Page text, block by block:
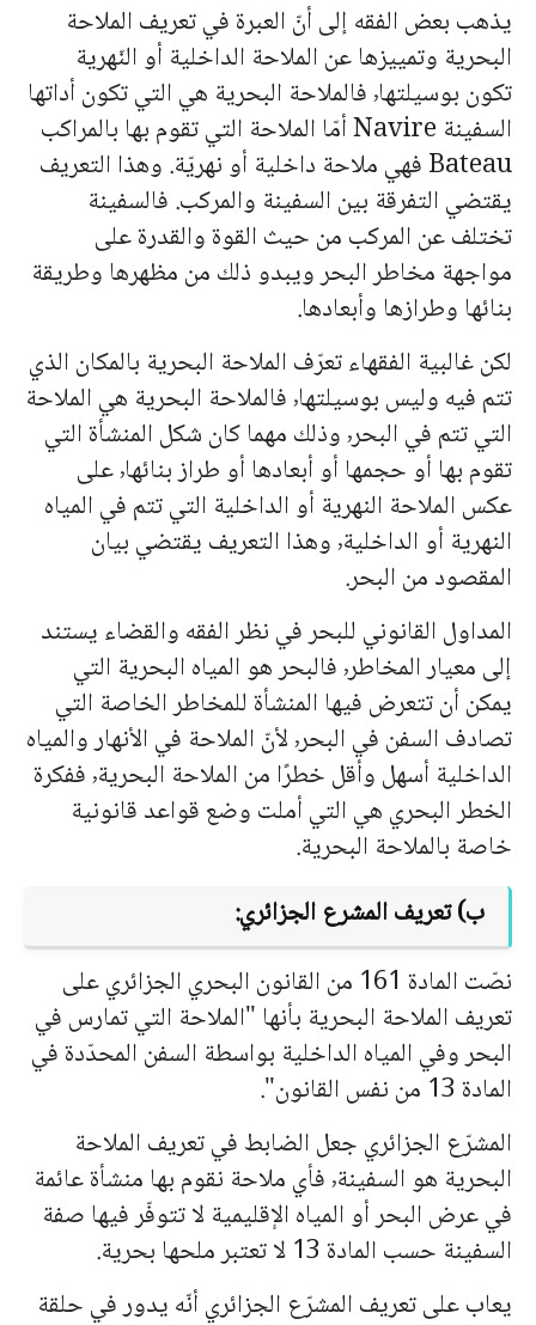
يذهب بعض الفقه إلى أنّ العبرة في تعريف الملاحة
البحرية وتمييزها عن الملاحة الداخلية أو النّهرية
تكون بوسيلتها٬ فالملاحة البحرية هي التي تكون أداتها
السفينة Navireأمّا الملاحة التي تقوم بها بالمراكب
Bateauفهي ملاحة داخلية أو نهريّة. وهذا التعريف
يقتضي التفرقة بين السفينة والمركب. فالسفينة
تختلف عن المركب من حيث القوة والقدرة على
مواجهة مخاطر البحر ويبدو ذلك من مظهرها وطريقة
بنائها وطرازها وأبعادها.
لكن غالبية الفقهاء تعرّف الملاحة البحرية بالمكان الذي
تتم فيه وليس بوسيلتها٬ فالملاحة البحرية هي الملاحة
التي تتم في البحر٬ وذلك مهما كان شكل المنشأة التي
تقوم بها أو حجمها أو أبعادها أو طراز بنائها٬ على
عكس الملاحة النهرية أو الداخلية التي تتم في المياه
النهرية أو الداخلية٬ وهذا التعريف يقتضي بيان
المقصود من البحر.
المداول القانوني للبحر في نظر الفقه والقضاء يستند
إلى معيار المخاطر٬ فالبحر هو المياه البحرية التي
يمكن أن تتعرض فيها المنشأة للمخاطر الخاصة التي
تصادف السفن في البحر٬ لأنّ الملاحة في الأنهار والمياه
الداخلية أسهل وأقل خطرًا من الملاحة البحرية٬ ففكرة
الخطر البحري هي التي أملت وضع قواعد قانونية
خاصة بالملاحة البحرية.
ب) تعريف المشرع الجزائري:
نصّت المادة 161 من القانون البحري الجزائري على
تعريف الملاحة البحرية بأنها "الملاحة التي تمارس في
البحر وفي المياه الداخلية بواسطة السفن المحدّدة في
المادة 13 من نفس القانون".
المشرّع الجزائري جعل الضابط في تعريف الملاحة
البحرية هو السفينة٬ فأي ملاحة نقوم بها منشأة عائمة
في عرض البحر أو المياه الإقليمية لا تتوفّر فيها صفة
السفينة حسب المادة 13 لا تعتبر ملحها بحرية.
يعاب على تعريف المشرّع الجزائري أنّه يدور في حلقة